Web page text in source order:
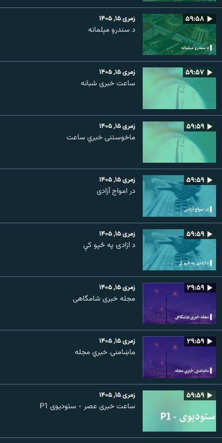
۵۹:۵۸ زمری ۱۵, ۱۴۰۵
د سندرو مېلمانه
۵۹:۵۷ زمری ۱۵, ۱۴۰۵
ساعت خبری شبانه
۵۹:۵۹ زمری ۱۵, ۱۴۰۵
ماخوستنی خبري ساعت
۵۹:۵۹ زمری ۱۵, ۱۴۰۵
در امواج آزادی
۵۹:۵۹ زمری ۱۵, ۱۴۰۵
د ازادۍ په څپو کې
۲۹:۵۹ زمری ۱۵, ۱۴۰۵
مجله خبری شامگاهی
۲۹:۵۹ زمری ۱۵, ۱۴۰۵
ماښامنۍ خبري مجله
۵۹:۵۹ زمری ۱۵, ۱۴۰۵
ساعت خبری عصر - ستودیوی P1